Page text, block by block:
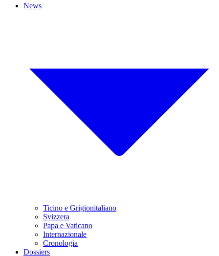
News
Ticino e Grigionitaliano
Svizzera
Papa e Vaticano
Internazionale
Cronologia
Dossiers